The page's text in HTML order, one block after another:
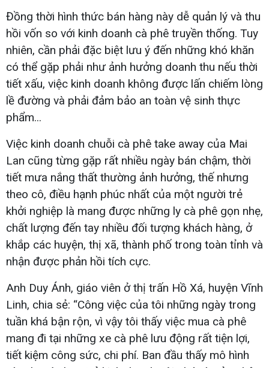
Đồng thời hình thức bán hàng này dễ quản lý và thu
hồi vốn so với kinh doanh cà phê truyền thống. Tuy
nhiên, cần phải đặc biệt lưu ý đến những khó khăn
có thể gặp phải như ảnh hưởng doanh thu nếu thời
tiết xấu, việc kinh doanh không được lấn chiếm lòng
lề đường và phải đảm bảo an toàn vệ sinh thực
phẩm...
Việc kinh doanh chuỗi cà phê take away của Mai
Lan cũng từng gặp rất nhiều ngày bán chậm, thời
tiết mưa nắng thất thường ảnh hưởng, thế nhưng
theo cô, điều hạnh phúc nhất của một người trẻ
khởi nghiệp là mang được những ly cà phê gọn nhẹ,
chất lượng đến tay nhiều đối tượng khách hàng, ở
khắp các huyện, thị xã, thành phố trong toàn tỉnh và
nhận được phản hồi tích cực.
Anh Duy Ánh, giáo viên ở thị trấn Hồ Xá, huyện Vĩnh
Linh, chia sẻ: “Công việc của tôi những ngày trong
tuần khá bận rộn, vì vậy tôi thấy việc mua cà phê
mang đi tại những xe cà phê lưu động rất tiện lợi,
tiết kiệm công sức, chi phí. Ban đầu thấy mô hình